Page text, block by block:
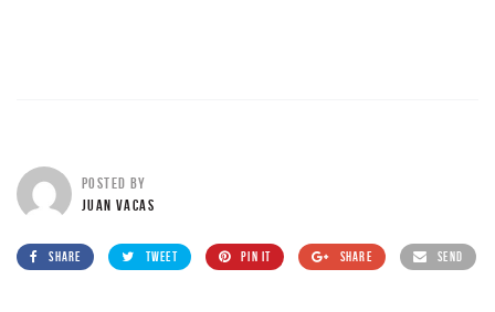
POSTED BY
JUAN VACAS
SHARE TWEET PIN IT SHARE SEND